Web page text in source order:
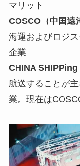
マリット
COSCO（中国遠
海運およびロジ
企業
CHINA SHIPPing
航送することが
業。現在は